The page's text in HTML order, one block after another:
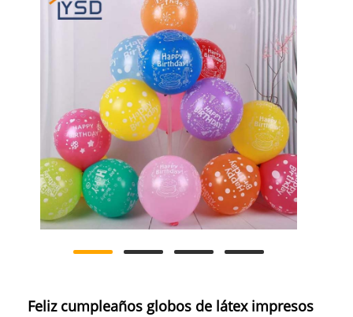
Feliz cumpleaños globos de látex impresos